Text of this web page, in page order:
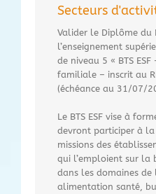
Secteurs
Valider le Diplôme du
l’enseignement
de niveau 5 « BTS
familiale – inscrit au
(échéance au 31/07/
Le BTS ESF vise à
devront participer à
missions des
qui l’emploient sur la
dans les domaines
alimentation santé,